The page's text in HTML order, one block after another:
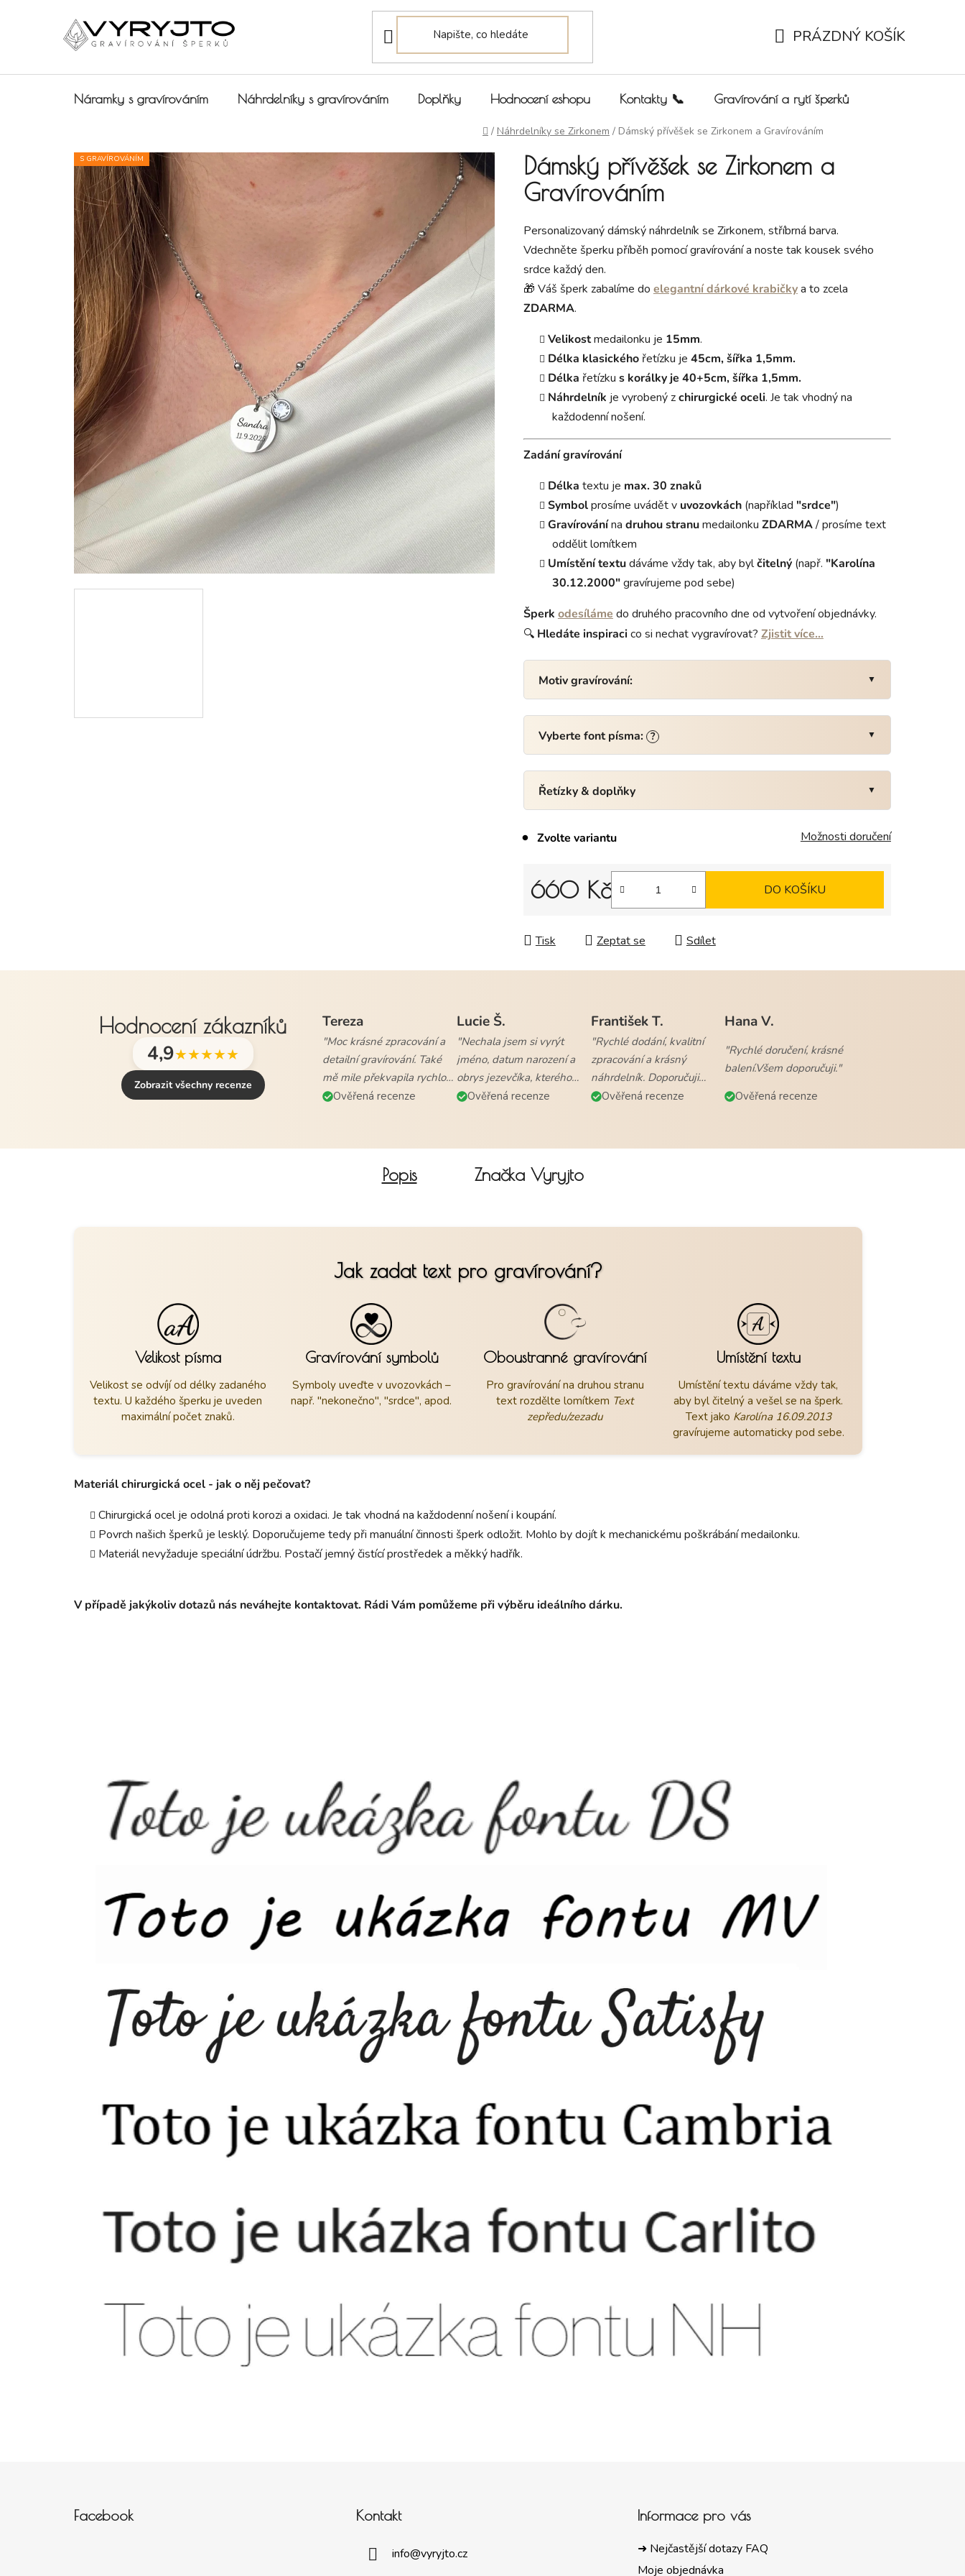
PRÁZDNÝ KOŠÍK
Náramky s gravírováním Náhrdelníky s gravírováním Doplňky Hodnocení eshopu Kontakty 📞 Gravírování a rytí šperků
Domů
/ Náhrdelníky se Zirkonem / Dámský přívěšek se Zirkonem a Gravírováním
Dámský přívěšek se Zirkonem a
Gravírováním
Personalizovaný dámský náhrdelník se Zirkonem, stříbrná barva.
Vdechněte šperku příběh pomocí gravírování a noste tak kousek svého
srdce každý den.
🎁 Váš šperk zabalíme do elegantní dárkové krabičkya to zcela
ZDARMA.
Velikostmedailonku je 15mm.
Délka klasickéhořetízku je 45cm, šířka 1,5mm.
Délka řetízku s korálky je 40+5cm, šířka 1,5mm.
Náhrdelník je vyrobený zchirurgické oceli. Je tak vhodný na
každodenní nošení.
Zadání gravírování
Délka textu je max. 30 znaků
Symbolprosíme uvádět v uvozovkách (například "srdce")
Gravírovánína druhou stranumedailonku ZDARMA/ prosíme text
oddělit lomítkem
Umístění textudáváme vždy tak, aby bylčitelný (např. "Karolína
30.12.2000"gravírujeme pod sebe)
Šperk odesíláme do druhého pracovního dne od vytvoření objednávky.
🔍 Hledáte inspiracico si nechat vygravírovat? Zjistit více…
Motiv gravírování:
Vyberte font písma: ?
Řetízky & doplňky
Zvolte variantu Možnosti doručení
660 Kč DO KOŠÍKU
Tisk Zeptat se Sdílet
S GRAVÍROVÁNÍM
Hodnocení zákazníků
4,9★★★★★
Zobrazit všechny recenze
Tereza
"Moc krásné zpracování a
detailní gravírování. Také
mě mile překvapila rychlost
vyřízení objednávky a
Ověřená recenze
Lucie Š.
"Nechala jsem si vyrýt
jméno, datum narození a
obrys jezevčíka, kterého
mám. Naprostá
Ověřená recenze
František T.
"Rychlé dodání, kvalitní
zpracování a krásný
náhrdelník. Doporučuji
všem."
Ověřená recenze
Hana V.
"Rychlé doručení, krásné
balení.Všem doporučuji."
Ověřená recenze
Popis ZnačkaVyryjto
Jak zadat text pro gravírování?
Velikost písma
Velikost se odvíjí od délky zadaného
textu. U každého šperku je uveden
maximální počet znaků.
Gravírování symbolů
Symboly uveďte v uvozovkách –
např. "nekonečno", "srdce", apod.
Oboustranné gravírování
Pro gravírování na druhou stranu
text rozdělte lomítkem Text
zepředu/zezadu
Umístění textu
Umístění textu dáváme vždy tak,
aby byl čitelný a vešel se na šperk.
Text jako Karolína 16.09.2013
gravírujeme automaticky pod sebe.
Materiál chirurgická ocel - jak o něj pečovat?
Chirurgická ocel je odolná proti korozi a oxidaci. Je tak vhodná na každodenní nošení i koupání.
Povrch našich šperků je lesklý. Doporučujeme tedy při manuální činnosti šperk odložit. Mohlo by dojít k mechanickému poškrábání medailonku.
Materiál nevyžaduje speciální údržbu. Postačí jemný čistící prostředek a měkký hadřík.
V případě jakýkoliv dotazů nás neváhejte kontaktovat. Rádi Vám pomůžeme při výběru ideálního dárku.
Facebook Kontakt
info@vyryjto.cz
Informace pro vás
➜ Nejčastější dotazy FAQ
Moje objednávka